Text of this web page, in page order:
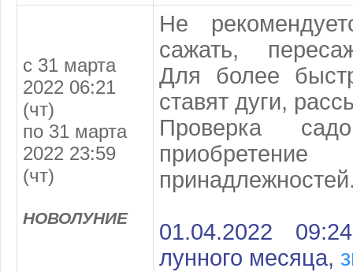
с 31 марта
2022 06:21
(чт)
по 31 марта
2022 23:59
(чт)
НОВОЛУНИЕ
Не
сажать,
Для более
ставят дуги,
Проверка
01.04.2022
лунного месяца,